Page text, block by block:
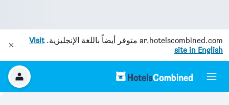
ar.hotelscombined.com متوفر أيضاً باللغة الإنجليزية.Visit
site in English